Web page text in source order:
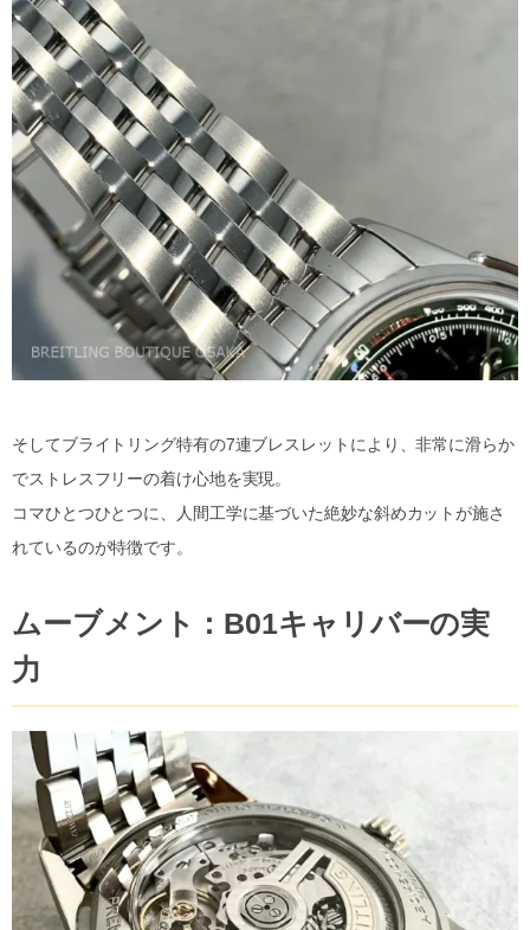
そしてブライトリング特有の7連ブレスレットにより、非常に滑らか
でストレスフリーの着け心地を実現。
コマひとつひとつに、人間工学に基づいた絶妙な斜めカットが施さ
れているのが特徴です。
ムーブメント：B01キャリバーの実
力